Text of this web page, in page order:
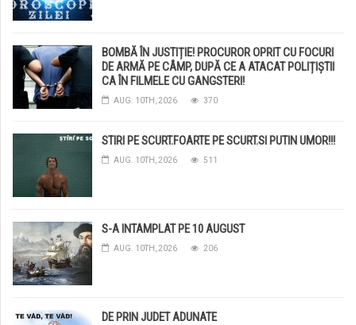
BOMBĂ ÎN JUSTIȚIE! PROCUROR OPRIT CU FOCURI
DE ARMĂ PE CÂMP, DUPĂ CE A ATACAT POLIȚIȘTII
CA ÎN FILMELE CU GANGSTERI!
AUG. 10TH, 2026 370
STIRI PE SCURT.FOARTE PE SCURT.SI PUTIN UMOR!!!
AUG. 10TH, 2026 511
S-A INTAMPLAT PE 10 AUGUST
AUG. 10TH, 2026 206
DE PRIN JUDET ADUNATE